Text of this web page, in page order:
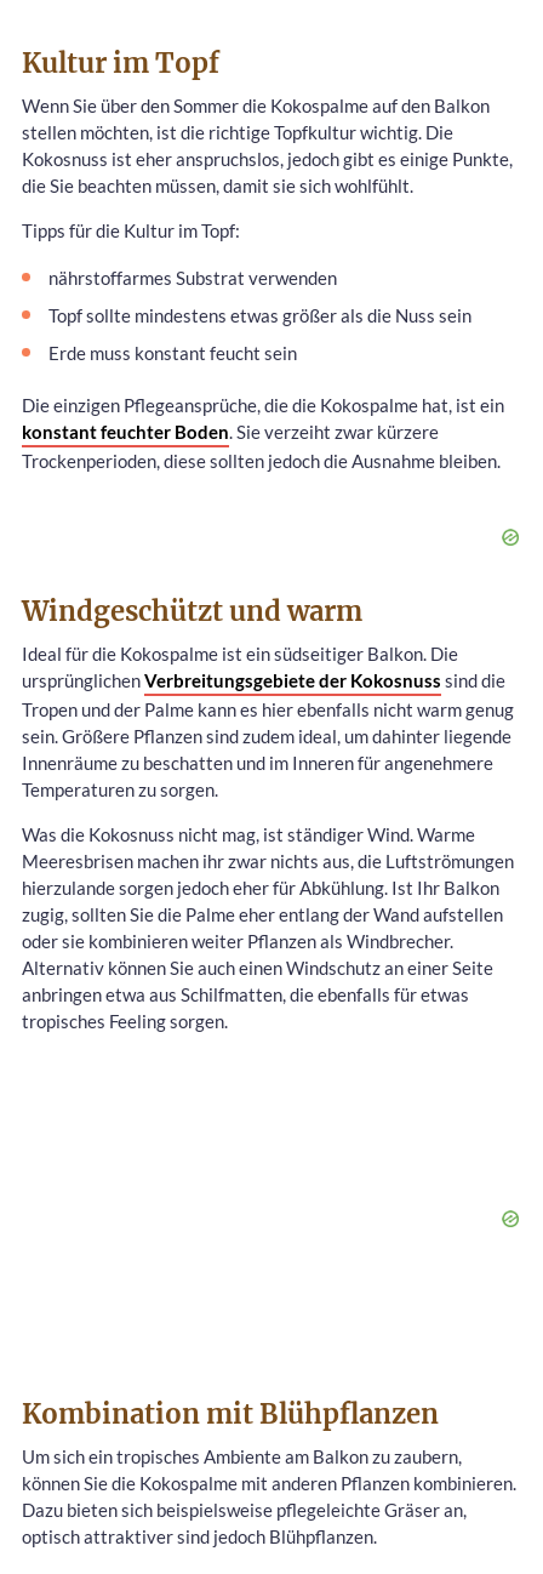
Kultur im Topf
Wenn Sie über den Sommer die Kokospalme auf den Balkon
stellen möchten, ist die richtige Topfkultur wichtig. Die
Kokosnuss ist eher anspruchslos, jedoch gibt es einige Punkte,
die Sie beachten müssen, damit sie sich wohlfühlt.
Tipps für die Kultur im Topf:
nährstoffarmes Substrat verwenden
Topf sollte mindestens etwas größer als die Nuss sein
Erde muss konstant feucht sein
Die einzigen Pflegeansprüche, die die Kokospalme hat, ist ein
konstant feuchter Boden . Sie verzeiht zwar kürzere
Trockenperioden, diese sollten jedoch die Ausnahme bleiben.
Windgeschützt und warm
Ideal für die Kokospalme ist ein südseitiger Balkon. Die
ursprünglichenVerbreitungsgebiete der Kokosnuss sind die
Tropen und der Palme kann es hier ebenfalls nicht warm genug
sein. Größere Pflanzen sind zudem ideal, um dahinter liegende
Innenräume zu beschatten und im Inneren für angenehmere
Temperaturen zu sorgen.
Was die Kokosnuss nicht mag, ist ständiger Wind. Warme
Meeresbrisen machen ihr zwar nichts aus, die Luftströmungen
hierzulande sorgen jedoch eher für Abkühlung. Ist Ihr Balkon
zugig, sollten Sie die Palme eher entlang der Wand aufstellen
oder sie kombinieren weiter Pflanzen als Windbrecher.
Alternativ können Sie auch einen Windschutz an einer Seite
anbringen etwa aus Schilfmatten, die ebenfalls für etwas
tropisches Feeling sorgen.
Kombination mit Blühpflanzen
Um sich ein tropisches Ambiente am Balkon zu zaubern,
können Sie die Kokospalme mit anderen Pflanzen kombinieren.
Dazu bieten sich beispielsweise pflegeleichte Gräser an,
optisch attraktiver sind jedoch Blühpflanzen.